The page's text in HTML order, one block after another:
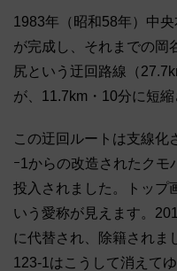
1983年（昭和58年）中央
が完成し、それまでの岡
尻という迂回路線（
が、11.7km・10分に短縮
この迂回ルートは支線化
ｰ1からの改造されたクモ
投入されました。トップ
いう愛称が見えます。
に代替され、除籍されま
123-1はこうして消えてゆ